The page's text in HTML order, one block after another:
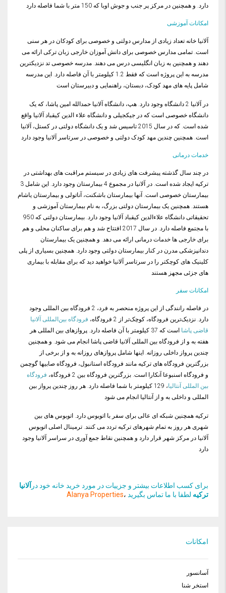
دارد. و همچنین در مرکز پر جنب و جوش اوبا که 150 متر با شما فاصله دارد
امکانات آموزشی
آلانیا خانه تعداد زیادی از مدارس دولتی و خصوصی برای کودکان در هر سنی
است. تمامی مدارس خصوصی برای دانش آموزان خارجی زبان ترکی ارائه می
دهند و همچنین به زبان انگلیسی درس می دهند. مدرسه خصوصی تد نزدیکترین
مدرسه به این پروژه است که فقط 1.2 کیلومتر با آن فاصله دارد. این مدرسه
شامل پایه های مهد کودک، دبستان، راهنمایی و دبیرستان است
در آلانیا 2 دانشگاه وجود دارد. هپ، دانشگاه آلانیا حمدالله امین پاشا، که یک
دانشگاه خصوصی است که در جیکجیلی و دانشگاه علاء الدین کیقباد آلانیا واقع
شده است. که در سال 2015 تاسیس شد و یک دانشگاه دولتی در کستل، آلانیا
است. همچنین چندین مهد کودک دولتی و خصوصی در سرتاسر آلانیا وجود دارد
خدمات درمانی
در چند سال گذشته پیشرفت های زیادی در سیستم مراقبت های بهداشتی در
ترکیه ایجاد شده است. در آلانیا در مجموع 4 بیمارستان وجود دارد. این شامل 3
بیمارستان خصوصی است. آنها بیمارستان باشکنت، آناتولی و بیمارستان یاشام
هستند. همچنین یک بیمارستان دولتی بزرگ، به نام بیمارستان آموزشی و
با مجتمع فاصله دارد. در سال 2017 افتتاح شد و هم برای ساکنان محلی و هم
برای خارجی ها خدمات درمانی ارائه می دهد. و همچنین یک بیمارستان
دندانپزشکی مدرن در کنار بیمارستان دولتی وجود دارد. همچنین بسیاری از پلی
کلینیک های کوچکتر را در سرتاسر آلانیا خواهید دید که برای مقابله با بیماری
های جزئی مجهز هستند
امکانات سفر
در فاصله رانندگی از این پروژه منحصر به فرد، 2 فرودگاه بین المللی وجود
دارد. نزدیک‌ترین فرودگاه، کوچک‌تر از 2 فرودگاه،
فرودگاه بین‌المللی آلانیا
قاضی پاشا
است که 37 کیلومتر با آن فاصله دارد. پروازهای بین المللی هر
هفته به و از فرودگاه بین المللی آلانیا قاضی پاشا انجام می شود. و همچنین
چندین پرواز داخلی روزانه. اینها شامل پروازهای روزانه به و از برخی از
بزرگترین فرودگاه های ترکیه مانند فرودگاه استانبول، فرودگاه صابیها گوچمن
و فرودگاه اسنبوعا آنکارا است. بزرگترین فرودگاه بین 2 فرودگاه،
فرودگاه
بین المللی آنتالیا
، 129 کیلومتر با شما فاصله دارد. هر روز چندین پرواز بین
المللی و داخلی به و از آنتالیا انجام می شود
ترکیه همچنین شبکه ای عالی برای سفر با اتوبوس دارد. اتوبوس های بین
شهری هر روز به تمام شهرهای ترکیه تردد می کنند. ترمینال اصلی اتوبوس
آلانیا در مرکز شهر قرار دارد و همچنین نقاط جمع آوری در سراسر آلانیا وجود
دارد
برای کسب اطلاعات بیشتر و جزییات در مورد خرید خانه خود در آلانیا
ترکیه لطفا با ما تماس بگیرید ،Alanya Properties
امکانات
آسانسور
استخر شنا